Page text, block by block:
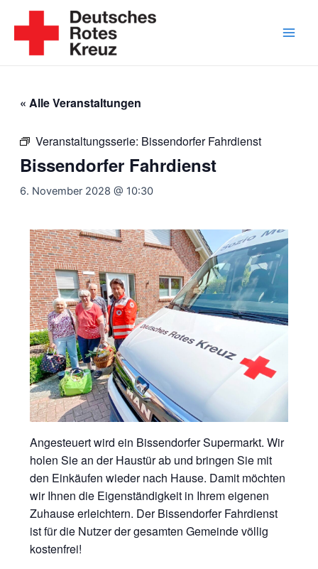
Inhalt
springen
« Alle Veranstaltungen
Veranstaltungsserie: Bissendorfer Fahrdienst
Bissendorfer Fahrdienst
6. November 2028 @ 10:30
Angesteuert wird ein Bissendorfer Supermarkt. Wir
holen Sie an der Haustür ab und bringen Sie mit
den Einkäufen wieder nach Hause. Damit möchten
wir Ihnen die Eigenständigkeit in Ihrem eigenen
Zuhause erleichtern. Der Bissendorfer Fahrdienst
ist für die Nutzer der gesamten Gemeinde völlig
kostenfrei!